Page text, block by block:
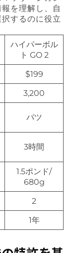
を理解し、自
するのに役立
ハイパーボル
ト GO 2
$199
3,200
バツ
3時間
1.5ポンド/
680g
2
1年